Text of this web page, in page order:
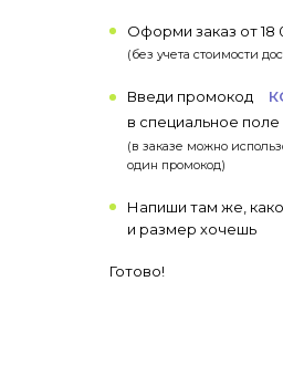
Оформи заказ от 18
(без учета стоимости
(в заказе можно
один промокод)
в специальное поле
Введи промокод
Напиши там же,
и размер хочешь
Готово!